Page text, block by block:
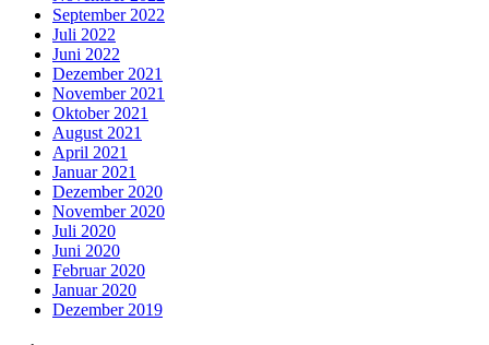
September 2022
Juli 2022
Juni 2022
Dezember 2021
November 2021
Oktober 2021
August 2021
April 2021
Januar 2021
Dezember 2020
November 2020
Juli 2020
Juni 2020
Februar 2020
Januar 2020
Dezember 2019